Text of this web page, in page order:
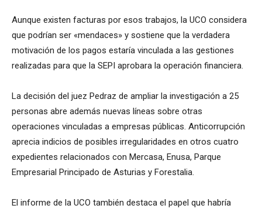
Aunque existen facturas por esos trabajos, la UCO considera
que podrían ser «mendaces» y sostiene que la verdadera
motivación de los pagos estaría vinculada a las gestiones
realizadas para que la SEPI aprobara la operación financiera.
La decisión del juez Pedraz de ampliar la investigación a 25
personas abre además nuevas líneas sobre otras
operaciones vinculadas a empresas públicas. Anticorrupción
aprecia indicios de posibles irregularidades en otros cuatro
expedientes relacionados con Mercasa, Enusa, Parque
Empresarial Principado de Asturias y Forestalia.
El informe de la UCO también destaca el papel que habría